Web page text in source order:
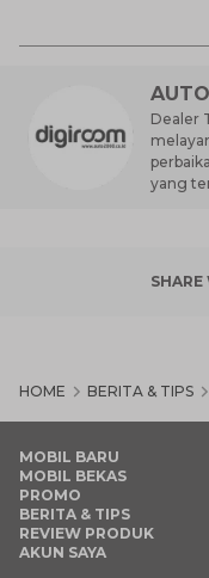
Dealer
yang
SHARE
HOME BERITA & TIPS
MOBIL BARU
MOBIL BEKAS
PROMO
BERITA & TIPS
REVIEW PRODUK
AKUN SAYA